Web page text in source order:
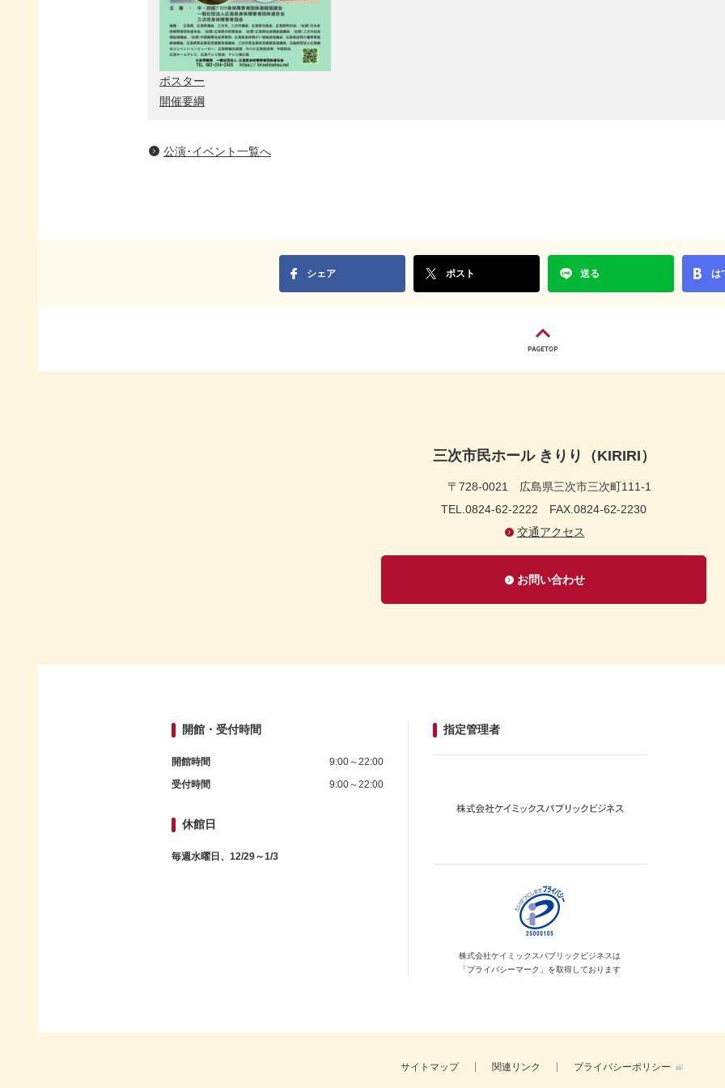
ポスター
開催要綱
公演･イベント一覧へ
シェア ポスト 送る は
三次市民ホール きりり（KIRIRI）
〒728-0021 広島県三次市三次町111-1
TEL.0824-62-2222 FAX.0824-62-2230
交通アクセス
お問い合わせ
開館・受付時間
開館時間
9:00～22:00
受付時間
9:00～22:00
休館日
毎週水曜日、12/29～1/3
指定管理者
株式会社ケイミックス パブリックビジネスは
「プライバシーマーク」を取得しております
サイトマップ 関連リンク プライバシーポリシー